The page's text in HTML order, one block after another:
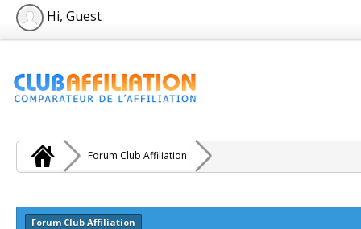
Hi, Guest
Forum Club Affiliation
Forum Club Affiliation